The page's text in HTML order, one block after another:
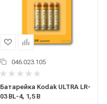
046.023.105
Батарейка Kodak ULTRA LR-
03 BL-4, 1,5 В